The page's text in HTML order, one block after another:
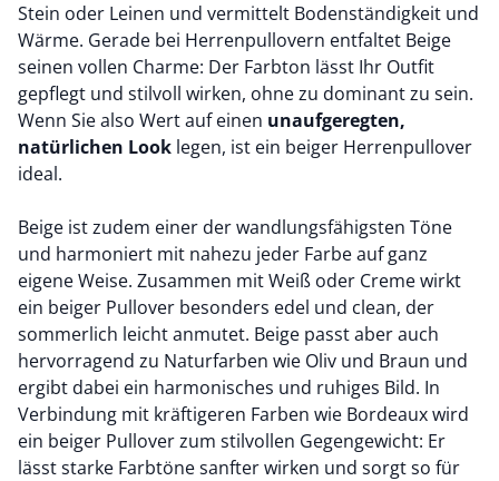
Stein oder Leinen und vermittelt Bodenständigkeit und
Wärme. Gerade bei Herrenpullovern entfaltet Beige
seinen vollen Charme: Der Farbton lässt Ihr Outfit
gepflegt und stilvoll wirken, ohne zu dominant zu sein.
Wenn Sie also Wert auf einen unaufgeregten,
natürlichen Look legen, ist ein beiger Herrenpullover
ideal.
Beige ist zudem einer der wandlungsfähigsten Töne
und harmoniert mit nahezu jeder Farbe auf ganz
eigene Weise. Zusammen mit Weiß oder Creme wirkt
ein beiger Pullover besonders edel und clean, der
sommerlich leicht anmutet. Beige passt aber auch
hervorragend zu Naturfarben wie Oliv und Braun und
ergibt dabei ein harmonisches und ruhiges Bild. In
Verbindung mit kräftigeren Farben wie Bordeaux wird
ein beiger Pullover zum stilvollen Gegengewicht: Er
lässt starke Farbtöne sanfter wirken und sorgt so für